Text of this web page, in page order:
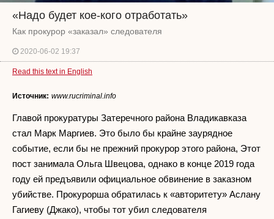
«Надо будет кое-кого отработать»
Как прокурор «заказал» следователя
2020-06-02 19:37
Read this text in English
Источник: www.rucriminal.info
Главой прокуратуры Затеречного района Владикавказа
стал Марк Маргиев. Это было бы крайне заурядное
событие, если бы не прежний прокурор этого района, Этот
пост занимала Ольга Швецова, однако в конце 2019 года
году ей предъявили официальное обвинение в заказном
убийстве. Прокурорша обратилась к «авторитету» Аслану
Гагиеву (Джако), чтобы тот убил следователя